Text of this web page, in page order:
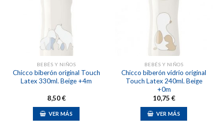
opciones
pueden
elegir
en
la
página
de
BEBÉS Y NIÑOS
Chicco biberón original Touch
Latex 330ml. Beige +4m
8,50€
VER MÁS
BEBÉS Y NIÑOS
Chicco biberón vidrio original
Touch Latex 240ml. Beige
+0m
10,75 €
VER MÁS